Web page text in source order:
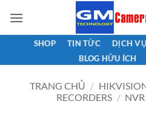
qua
nội
SHOP TIN TỨC DỊCH VỤ
BLOG HỮU ÍCH
TRANG CHỦ /
RECORDERS /